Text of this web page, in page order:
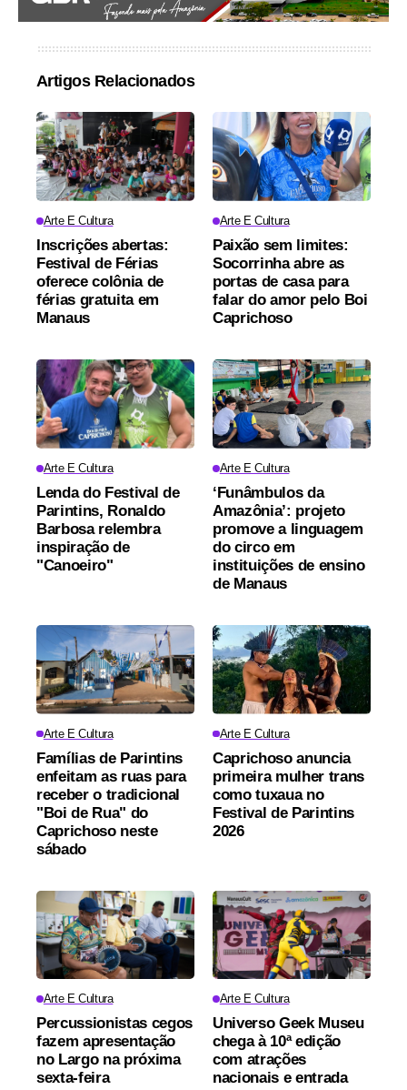
Artigos Relacionados
Arte E Cultura
Inscrições abertas:
Festival de Férias
oferece colônia de
férias gratuita em
Manaus
Arte E Cultura
Paixão sem limites:
Socorrinha abre as
portas de casa para
falar do amor pelo Boi
Caprichoso
Arte E Cultura
Lenda do Festival de
Parintins, Ronaldo
Barbosa relembra
inspiração de
"Canoeiro"
Arte E Cultura
‘Funâmbulos da
Amazônia’: projeto
promove a linguagem
do circo em
instituições de ensino
de Manaus
Arte E Cultura
Famílias de Parintins
enfeitam as ruas para
receber o tradicional
"Boi de Rua" do
Caprichoso neste
sábado
Arte E Cultura
Caprichoso anuncia
primeira mulher trans
como tuxaua no
Festival de Parintins
2026
Arte E Cultura
Percussionistas cegos
fazem apresentação
no Largo na próxima
sexta-feira
Arte E Cultura
Universo Geek Museu
chega à 10ª edição
com atrações
nacionais e entrada